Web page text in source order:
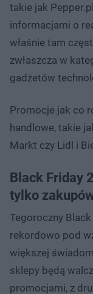
takie jak
informacjami o
właśnie tam
zwłaszcza w
gadżetów
Promocje jak co
handlowe, takie
Markt czy Lidl i
Black Friday
tylko
Tegoroczny
rekordowo pod
większej
sklepy będą
promocjami, z